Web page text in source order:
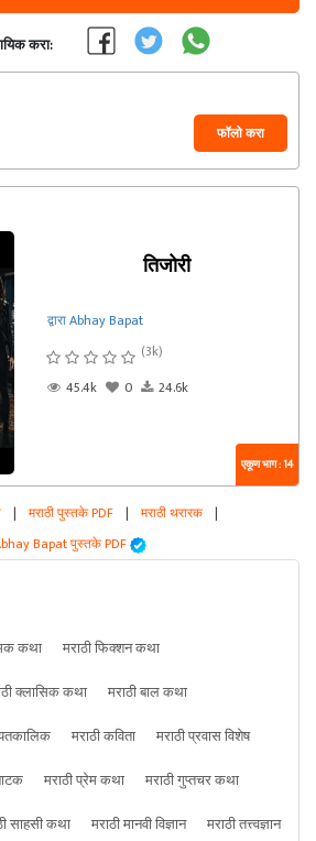
करा:
फॉलो करा
तिजोरी
द्वारा Abhay Bapat
(3k)
45.4k
0 24.6k
एकूण भाग : 14
| मराठी पुस्तके PDF | मराठी थरारक |
Bapat पुस्तके PDF
कथा
मराठी फिक्शन कथा
क्लासिक कथा
मराठी बाल कथा
मराठी कविता
मराठी प्रवास विशेष
मराठी प्रेम कथा
मराठी गुप्तचर कथा
साहसी कथा मराठी मानवी विज्ञान मराठी तत्त्वज्ञान